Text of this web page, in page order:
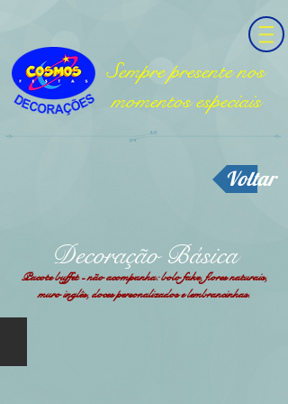
Sempre presente nos
momentos especiais
Voltar
Decoração Básica
Pacote buffet - não acompanha: bolo fake, flores naturais,
muro inglês, doces personalizados e lembrancinhas.